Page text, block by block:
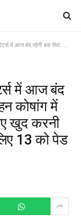
भेजा गया, आने-जाने के लिए खुद करनी होगी व्यवस्था, मतदान के लिए 13 को पेड होलीडे
में आज बंद
कोषांग में
खुद करनी
13 को पेड